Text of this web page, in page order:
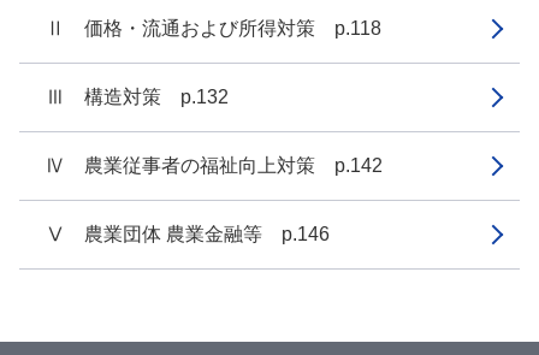
Ⅱ 価格・流通および所得対策 p.118
Ⅲ 構造対策 p.132
Ⅳ 農業従事者の福祉向上対策 p.142
Ⅴ 農業団体 農業金融等 p.146